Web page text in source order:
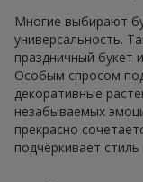
Многие выбирают
универсальность.
праздничный букет
Особым спросом
декоративные
незабываемых
прекрасно
подчёркивает